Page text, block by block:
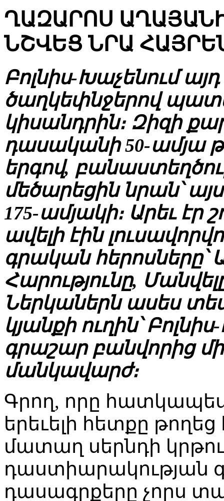
ՂԱԶԱՐՈՍ
ՆՇՎԵՑ ՆՐԱ
Բոլնիս-Խաչենում
ծաղկեփնջերով
կիսանդրին։ Զիզի
դասականի 50-ամյա
երգով,
մեծարեցին նրան՝
175-ամյակի։ Արեւ էր
ավելի էին
գրական
Հարությունը,
Ներկաներն ասես
կյանքի ուղին՝
գրաշար բանվորից
մանկավարժ։
Գրող, որը
երեւելի հետքը
մատաղ սերնդի
դաստիարակության
դասագրքերը չորս